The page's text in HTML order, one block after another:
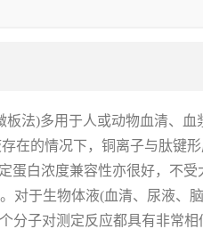
法)多用于人或动物血清、血
在的情况下，铜离子与肽键
蛋白浓度兼容性亦很好，不
对于生物体液(血清、尿液
分子对测定反应都具有非常